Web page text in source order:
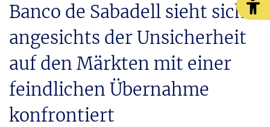
Banco de Sabadell sieht sich
angesichts der Unsicherheit
auf den Märkten mit einer
feindlichen Übernahme
konfrontiert